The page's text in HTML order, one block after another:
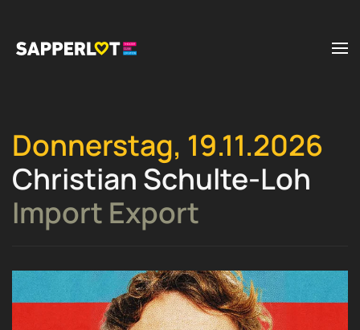
Zum Hauptinhalt springen
Donnerstag, 19.11.2026
Christian Schulte-Loh
Import Export